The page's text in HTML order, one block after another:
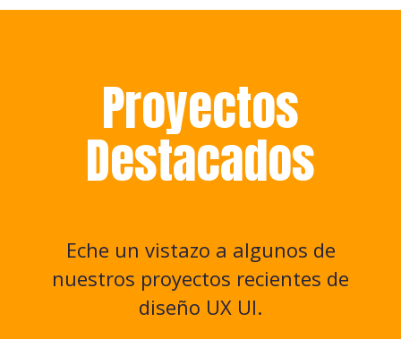
Proyectos
Destacados
Eche un vistazo a algunos de
nuestros proyectos recientes de
diseño UX UI.